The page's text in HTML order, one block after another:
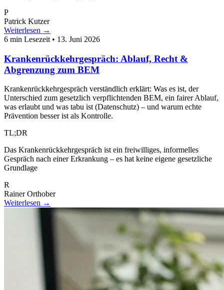
P
Patrick Kutzer
Weiterlesen →
6 min Lesezeit • 13. Juni 2026
Krankenrückkehrgespräch: Ablauf, Recht &
Abgrenzung zum BEM
Krankenrückkehrgespräch verständlich erklärt: Was es ist, der
Unterschied zum gesetzlich verpflichtenden BEM, ein fairer Ablauf,
was erlaubt und was tabu ist (Datenschutz) – und warum echte
Prävention besser ist als Kontrolle.
TL;DR
Das Krankenrückkehrgespräch ist ein freiwilliges, informelles
Gespräch nach einer Erkrankung – es hat keine eigene gesetzliche
Grundlage
R
Rainer Orthober
Weiterlesen →